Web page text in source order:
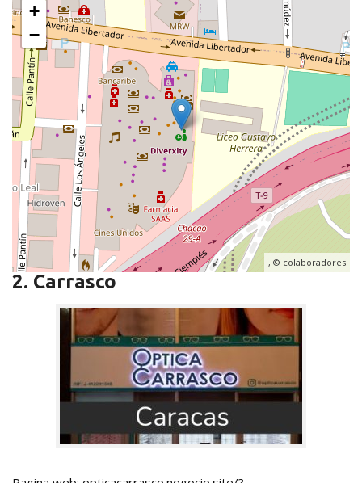
+
−
, © colaboradores
2. Carrasco